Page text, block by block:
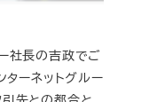
社長の吉政でご
ーネットグルー